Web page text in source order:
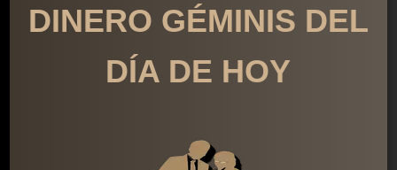
DINERO GÉMINIS DEL
DÍA DE HOY